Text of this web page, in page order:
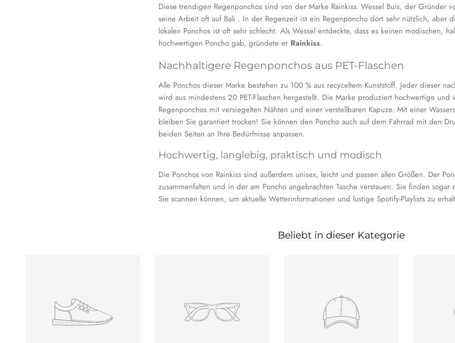
Diese trendigen Regenponchos sind von der Marke Rainkiss. Wessel Buis, der Gründer
seine Arbeit oft auf Bali . In der Regenzeit ist ein Regenponcho dort sehr nützlich, aber
lokalen Ponchos ist oft sehr schlecht. Als Wessel entdeckte, dass es keinen modischen,
hochwertigen Poncho gab, gründete er Rainkiss.
Nachhaltigere Regenponchos aus PET-Flaschen
Alle Ponchos dieser Marke bestehen zu 100 % aus recyceltem Kunststoff. Jeder dieser
wird aus mindestens 20 PET-Flaschen hergestellt. Die Marke produziert hochwertige und
Regenponchos mit versiegelten Nähten und einer verstellbaren Kapuze. Mit einer
bleiben Sie garantiert trocken! Sie können den Poncho auch auf dem Fahrrad mit den
beiden Seiten an Ihre Bedürfnisse anpassen.
Hochwertig, langlebig, praktisch und modisch
Die Ponchos von Rainkiss sind außerdem unisex, leicht und passen allen Größen. Der
zusammenfalten und in der am Poncho angebrachten Tasche verstauen. Sie finden sogar
Sie scannen können, um aktuelle Wetterinformationen und lustige Spotify-Playlists zu
Beliebt in dieser Kategorie